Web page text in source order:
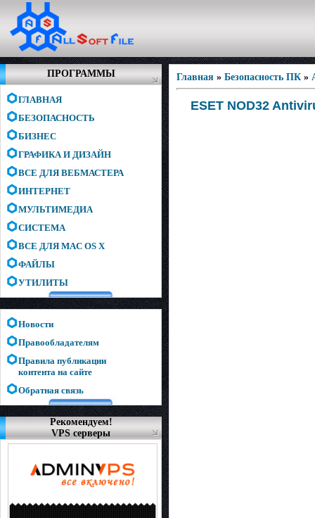
ПРОГРАММЫ
ГЛАВНАЯ
БЕЗОПАСНОСТЬ
БИЗНЕС
ГРАФИКА И ДИЗАЙН
ВСЕ ДЛЯ ВЕБМАСТЕРА
ИНТЕРНЕТ
МУЛЬТИМЕДИА
СИСТЕМА
ВСЕ ДЛЯ MAC OS X
ФАЙЛЫ
УТИЛИТЫ
Новости
Правообладателям
Правила публикации
контента на сайте
Обратная связь
Рекомендуем!
VPS серверы
Главная » Безопасность ПК »
ESET NOD32